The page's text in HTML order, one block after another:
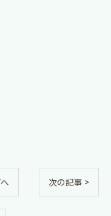
次の記事 >